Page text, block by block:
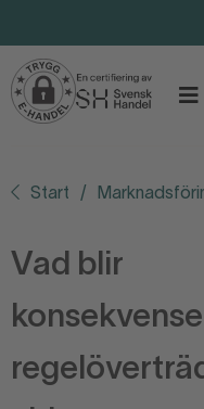
Start
Vad blir